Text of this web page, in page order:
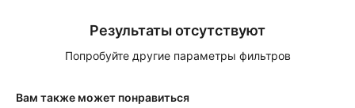
Результаты отсутствуют
Попробуйте другие параметры фильтров
Вам также может понравиться